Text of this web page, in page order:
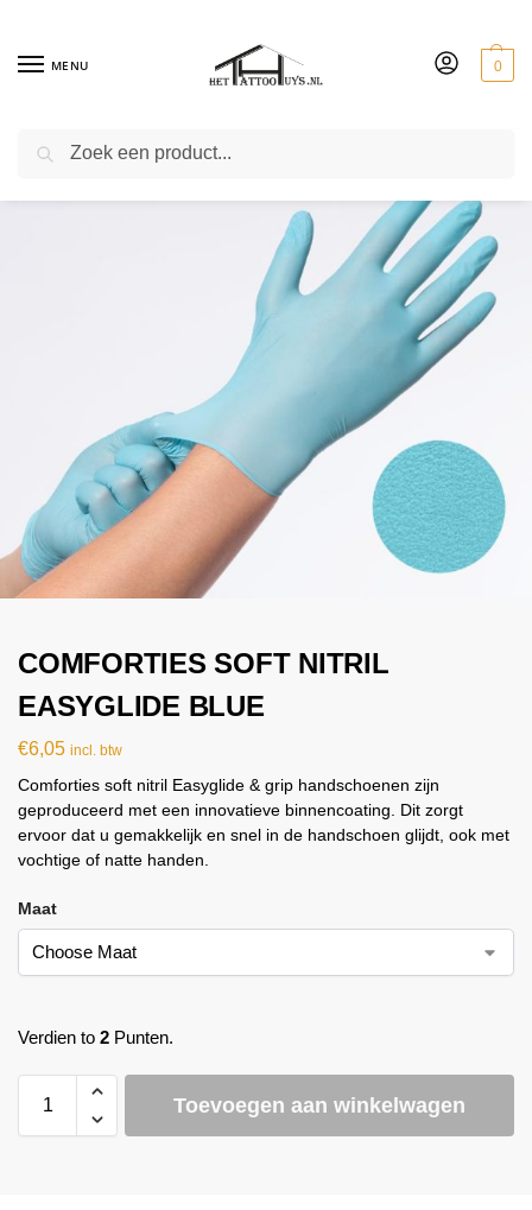
MENU 0
COMFORTIES SOFT NITRIL
EASYGLIDE BLUE
€6,05 incl. btw
Comforties soft nitril Easyglide & grip handschoenen zijn
geproduceerd met een innovatieve binnencoating. Dit zorgt
ervoor dat u gemakkelijk en snel in de handschoen glijdt, ook met
vochtige of natte handen.
Maat
Verdien to 2 Punten.
Toevoegen aan winkelwagen